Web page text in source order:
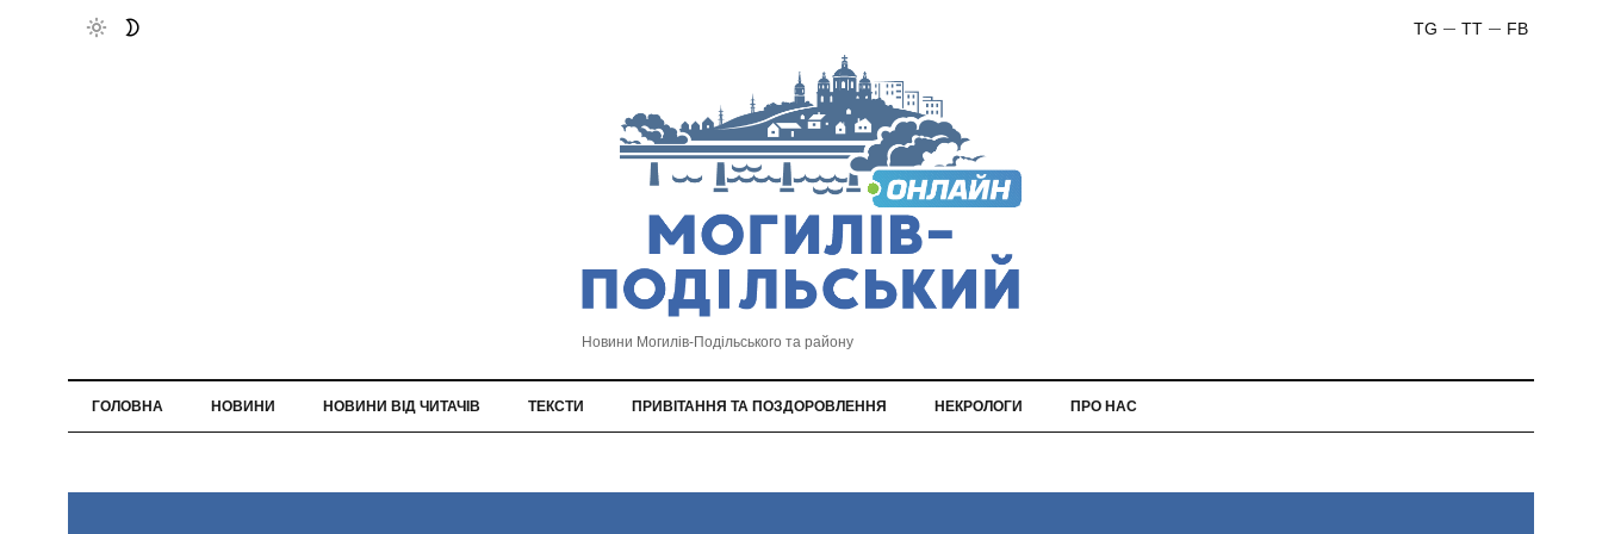
FB
TT
TG
Новини Могилів-Подільського та району
ГОЛОВНА НОВИНИ НОВИНИ ВІД ЧИТАЧІВ ТЕКСТИ ПРИВІТАННЯ ТА ПОЗДОРОВЛЕННЯ НЕКРОЛОГИ ПРО НАС